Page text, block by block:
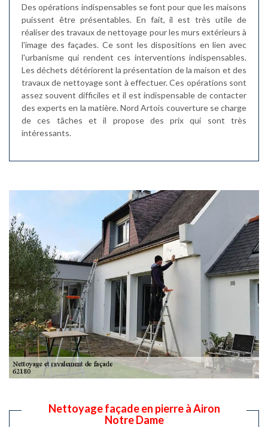
Des opérations indispensables se font pour que les maisons
puissent être présentables. En fait, il est très utile de
réaliser des travaux de nettoyage pour les murs extérieurs à
l'image des façades. Ce sont les dispositions en lien avec
l'urbanisme qui rendent ces interventions indispensables.
Les déchets détériorent la présentation de la maison et des
travaux de nettoyage sont à effectuer. Ces opérations sont
assez souvent difficiles et il est indispensable de contacter
des experts en la matière. Nord Artois couverture se charge
de ces tâches et il propose des prix qui sont très
intéressants.
Nettoyage façade en pierre à Airon
Notre Dame